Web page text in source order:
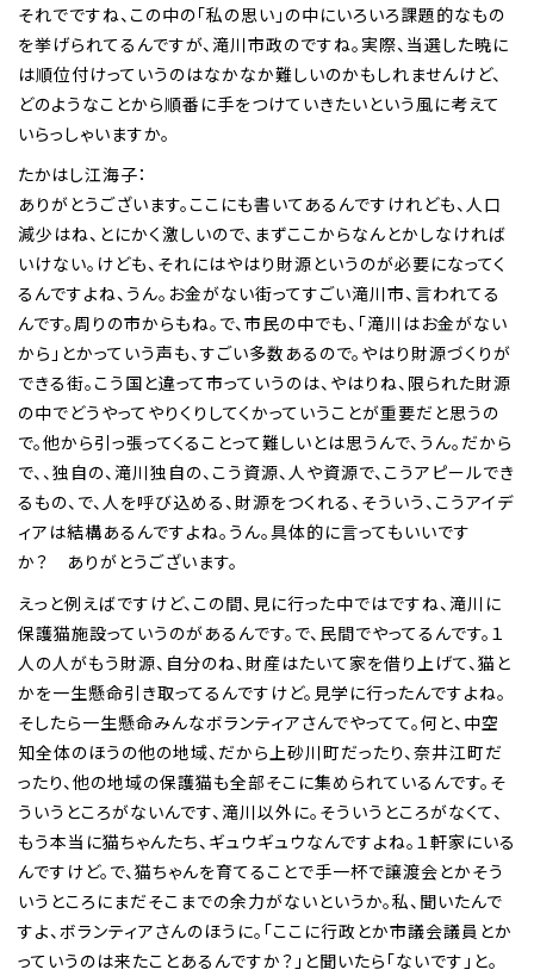
それでですね、この中の「私の思い」の中にいろいろ課題的なもの
を挙げられてるんですが、滝川市政のですね。実際、当選した暁に
は順位付けっていうのはなかなか難しいのかもしれませんけど、
どのようなことから順番に手をつけていきたいという風に考えて
いらっしゃいますか。
たかはし江海子：
ありがとうございます。ここにも書いてあるんですけれども、人口
減少はね、とにかく激しいので、まずここからなんとかしなければ
いけない。けども、それにはやはり財源というのが必要になってく
るんですよね、うん。お金がない街ってすごい滝川市、言われてる
んです。周りの市からもね。で、市民の中でも、「滝川はお金がない
から」とかっていう声も、すごい多数あるので。やはり財源づくりが
できる街。こう国と違って市っていうのは、やはりね、限られた財源
の中でどうやってやりくりしてくかっていうことが重要だと思うの
で。他から引っ張ってくることって難しいとは思うんで、うん。だから
で、、独自の、滝川独自の、こう資源、人や資源で、こうアピールでき
るもの、で、人を呼び込める、財源をつくれる、そういう、こうアイデ
ィアは結構あるんですよね。うん。具体的に言ってもいいです
か？ ありがとうございます。
えっと例えばですけど、この間、見に行った中ではですね、滝川に
保護猫施設っていうのがあるんです。で、民間でやってるんです。１
人の人がもう財源、自分のね、財産はたいて家を借り上げて、猫と
かを一生懸命引き取ってるんですけど。見学に行ったんですよね。
そしたら一生懸命みんなボランティアさんでやってて。何と、中空
知全体のほうの他の地域、だから上砂川町だったり、奈井江町だ
ったり、他の地域の保護猫も全部そこに集められているんです。そ
ういうところがないんです、滝川以外に。そういうところがなくて、
もう本当に猫ちゃんたち、ギュウギュウなんですよね。１軒家にいる
んですけど。で、猫ちゃんを育てることで手一杯で譲渡会とかそう
いうところにまだそこまでの余力がないというか。私、聞いたんで
すよ、ボランティアさんのほうに。「ここに行政とか市議会議員とか
っていうのは来たことあるんですか？」と聞いたら「ないです」と。